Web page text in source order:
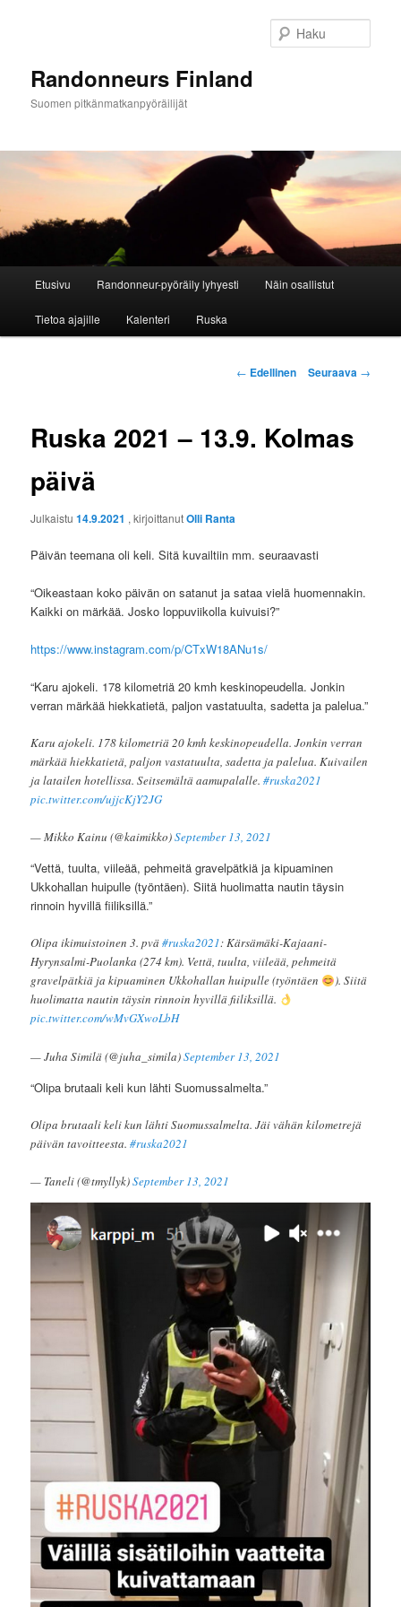
Randonneurs Finland
Suomen pitkänmatkanpyöräilijät
Etusivu Randonneur-pyöräily lyhyesti Näin osallistut
Tietoa ajajille Kalenteri Ruska
Artikkelien
← Edellinen Seuraava →
Ruska 2021 – 13.9. Kolmas
päivä
Julkaistu14.9.2021 , kirjoittanutOlli Ranta
Päivän teemana oli keli. Sitä kuvailtiin mm. seuraavasti
“Oikeastaan koko päivän on satanut ja sataa vielä huomennakin.
Kaikki on märkää. Josko loppuviikolla kuivuisi?”
https://www.instagram.com/p/CTxW18ANu1s/
“Karu ajokeli. 178 kilometriä 20 kmh keskinopeudella. Jonkin
verran märkää hiekkatietä, paljon vastatuulta, sadetta ja palelua.”
Karu ajokeli. 178 kilometriä 20 kmh keskinopeudella. Jonkin verran
märkää hiekkatietä, paljon vastatuulta, sadetta ja palelua. Kuivailen
ja latailen hotellissa. Seitsemältä aamupalalle.#ruska2021
pic.twitter.com/ujjcKjY2JG
— Mikko Kainu (@kaimikko)September 13, 2021
“Vettä, tuulta, viileää, pehmeitä gravelpätkiä ja kipuaminen
Ukkohallan huipulle (työntäen). Siitä huolimatta nautin täysin
rinnoin hyvillä fiiliksillä.”
Olipa ikimuistoinen 3. pvä#ruska2021: Kärsämäki-Kajaani-
Hyrynsalmi-Puolanka (274 km). Vettä, tuulta, viileää, pehmeitä
gravelpätkiä ja kipuaminen Ukkohallan huipulle (työntäen
). Siitä
huolimatta nautin täysin rinnoin hyvillä fiiliksillä.
pic.twitter.com/wMvGXwoLbH
— Juha Similä (@juha_simila)September 13, 2021
“Olipa brutaali keli kun lähti Suomussalmelta.”
Olipa brutaali keli kun lähti Suomussalmelta. Jäi vähän kilometrejä
päivän tavoitteesta.#ruska2021
— Taneli (@tmyllyk)September 13, 2021